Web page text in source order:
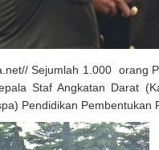
Sejumlah 1.000 orang
Staf Angkatan Darat
Pendidikan Pembentukan